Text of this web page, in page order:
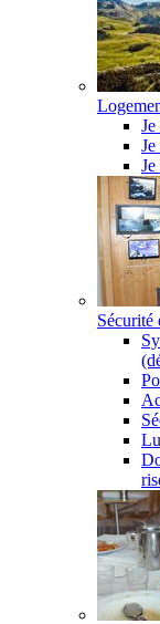
Sécurité